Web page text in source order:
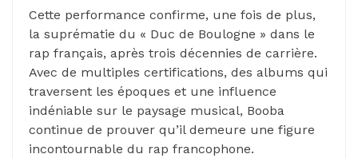
Cette performance confirme, une fois de plus,
la suprématie du « Duc de Boulogne » dans le
rap français, après trois décennies de carrière.
Avec de multiples certifications, des albums qui
traversent les époques et une influence
indéniable sur le paysage musical, Booba
continue de prouver qu’il demeure une figure
incontournable du rap francophone.